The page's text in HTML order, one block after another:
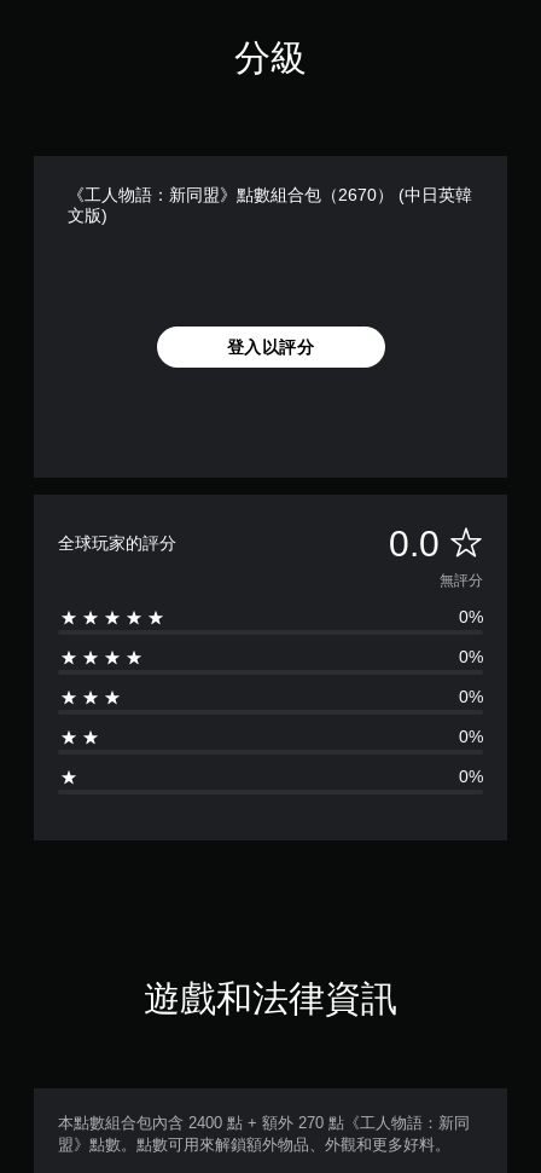
分級
《工人物語：新同盟》點數組合包（2670） (中日英韓
文版)
登入以評分
全球玩家的評分 0.0 無
評
分
無評分
0%
0%
0%
0%
0%
遊戲和法律資訊
本點數組合包內含 2400 點 + 額外 270 點《工人物語：新同
盟》點數。點數可用來解鎖額外物品、外觀和更多好料。